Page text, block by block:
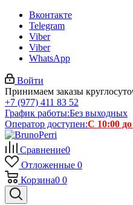
Вконтакте
Telegram
Viber
Viber
WhatsApp
Войти
Принимаем заказы
+7 (977) 411 83 52
График работы:Без выходных
Оператор доступен:С 10:00
Сравнение0
Отложенные 0
Корзина0 0